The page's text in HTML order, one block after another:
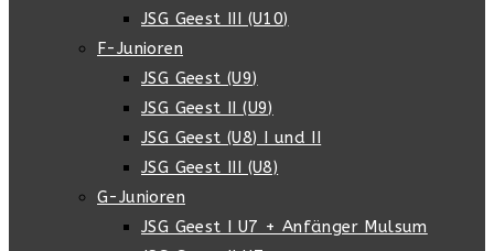
JSG Geest III (U10)
F-Junioren
JSG Geest (U9)
JSG Geest II (U9)
JSG Geest (U8) I und II
JSG Geest III (U8)
G-Junioren
JSG Geest I U7 + Anfänger Mulsum